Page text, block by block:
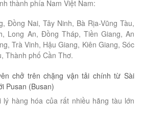
thành phía Nam Việt Nam:
Đồng Nai, Tây Ninh, Bà Rịa-Vũng Tàu,
Long An, Đồng Tháp, Tiền Giang, An
Trà Vinh, Hậu Giang, Kiên Giang, Sóc
Thành phố Cần Thơ.
chở trên chặng vận tải chính từ Sài
Pusan (Busan)
hàng hóa của rất nhiều hãng tàu lớn